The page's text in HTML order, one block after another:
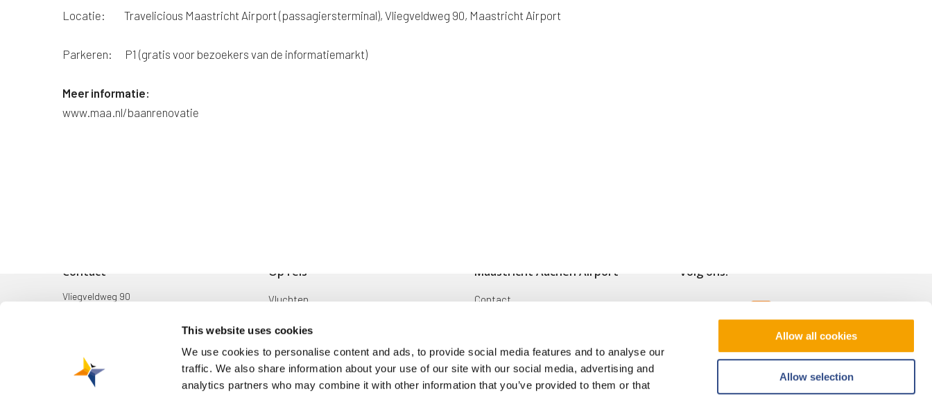
This website uses cookies
We use cookies to personalise content and ads, to provide social media features and to analyse our
traffic. We also share information about your use of our site with our social media, advertising and
analytics partners who may combine it with other information that you’ve provided to them or that
Allow all cookies
Allow selection
Locatie: Travelicious Maastricht Airport (passagiersterminal), Vliegveldweg 90, Maastricht Airport
Parkeren: P1 (gratis voor bezoekers van de informatiemarkt)
Meer informatie:
www.maa.nl/baanrenovatie
Contact
Vliegveldweg 90
infodesk@maa.nl
Op reis
Vluchten
Bestemmingen
Mijn reis
Zoek & Boek
Maastricht Aachen Airport
Contact
Voorwaarden en reglementen
Disclaimer
Volg ons!